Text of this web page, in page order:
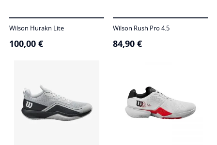
Wilson Hurakn Lite
100,00 €
Wilson Rush Pro 4.5
84,90 €